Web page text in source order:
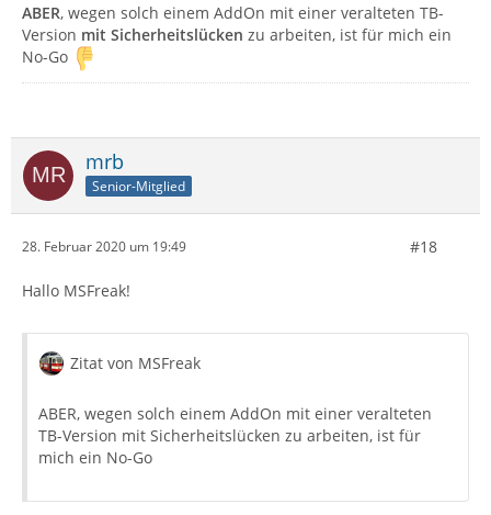
ABER, wegen solch einem AddOn mit einer veralteten TB-
Version mit Sicherheitslücken zu arbeiten, ist für mich ein
No-Go
mrb
Senior-Mitglied
28. Februar 2020 um 19:49 #18
Hallo MSFreak!
Zitat von MSFreak
ABER, wegen solch einem AddOn mit einer veralteten
TB-Version mit Sicherheitslücken zu arbeiten, ist für
mich ein No-Go